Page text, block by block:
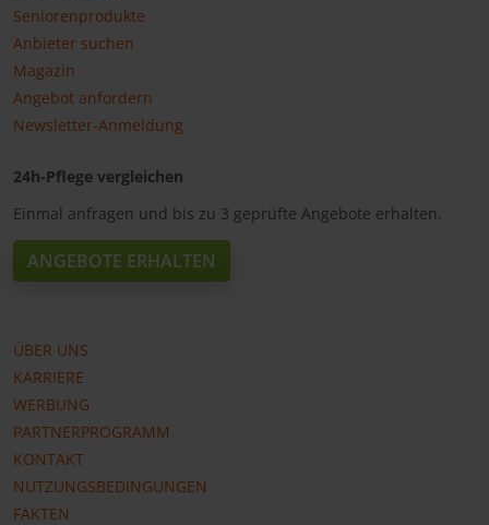
Seniorenprodukte
Anbieter suchen
Magazin
Angebot anfordern
Newsletter-Anmeldung
24h-Pflege vergleichen
Einmal anfragen und bis zu 3 geprüfte Angebote erhalten.
ANGEBOTE ERHALTEN
ÜBER UNS
KARRIERE
WERBUNG
PARTNERPROGRAMM
KONTAKT
NUTZUNGSBEDINGUNGEN
FAKTEN